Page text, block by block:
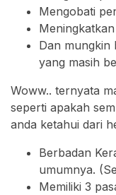
Mengobati
Dan mungkin
yang masih
Woww.. ternyata
seperti apakah
anda ketahui dari
Berbadan
umumnya.
Memiliki 3